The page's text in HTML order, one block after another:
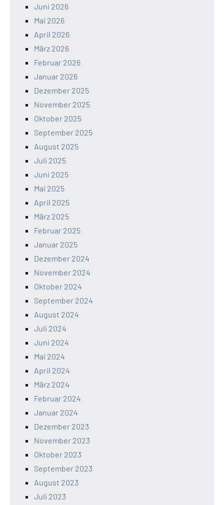
Juni 2026
Mai 2026
April 2026
März 2026
Februar 2026
Januar 2026
Dezember 2025
November 2025
Oktober 2025
September 2025
August 2025
Juli 2025
Juni 2025
Mai 2025
April 2025
März 2025
Februar 2025
Januar 2025
Dezember 2024
November 2024
Oktober 2024
September 2024
August 2024
Juli 2024
Juni 2024
Mai 2024
April 2024
März 2024
Februar 2024
Januar 2024
Dezember 2023
November 2023
Oktober 2023
September 2023
August 2023
Juli 2023